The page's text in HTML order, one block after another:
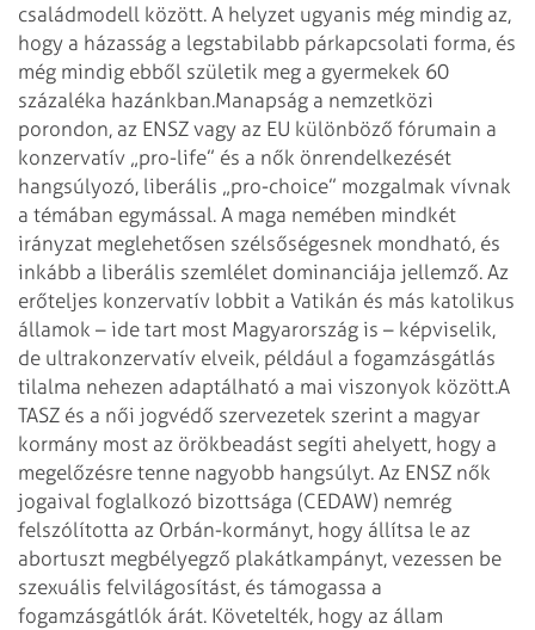
családmodell között. A helyzet ugyanis még mindig az,
hogy a házasság a leg­sta­bilabb párkapcsolati forma, és
még mindig ebből születik meg a gyermekek 60
százaléka hazánkban.Manapság a nemzetközi
porondon, az ENSZ vagy az EU különböző fórumain a
konzervatív „pro-life” és a nők önrendelkezését
hangsúlyozó, liberális „pro-choice” mozgalmak vívnak
a témában egymással. A ma­ga nemében mindkét
irányzat meglehetősen szélsőségesnek mondható, és
inkább a liberális szemlélet dominanciája jellemző. Az
erőteljes konzervatív lobbit a Vatikán és más katolikus
államok – ide tart most Magyarország is – képviselik,
de ultrakonzervatív elveik, például a fogamzásgátlás
tilalma nehezen adaptálható a mai viszonyok között.A
TASZ és a női jogvédő szervezetek szerint a magyar
kormány most az örökbeadást segíti ahelyett, hogy a
megelőzésre tenne nagyobb hangsúlyt. Az ENSZ nők
jogaival foglalkozó bizottsága (CEDAW) nemrég
felszólította az Orbán-kormányt, hogy állítsa le az
abortuszt megbélyegző plakátkampányt, vezessen be
szexuális felvilágosítást, és támogassa a
fogamzásgátlók árát. Követelték, hogy az állam